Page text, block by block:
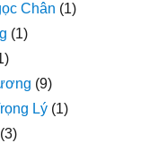
Chân (1)
(1)
(9)
Lý (1)
(3)